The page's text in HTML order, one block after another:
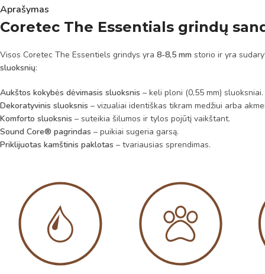
Aprašymas
Coretec The Essentials grindų
Visos Coretec The Essentiels grindys yra 8-8,5 mm storio ir yra
sluoksnių:
Aukštos kokybės dėvimasis sluoksnis – keli ploni (0,55 mm) sluoksniai.
Dekoratyvinis sluoksnis – vizualiai identiškas tikram medžiui arba
Komforto sluoksnis – suteikia šilumos ir tylos pojūtį vaikštant.
Sound Core® pagrindas – puikiai sugeria garsą.
Priklijuotas kamštinis paklotas – tvariausias sprendimas.